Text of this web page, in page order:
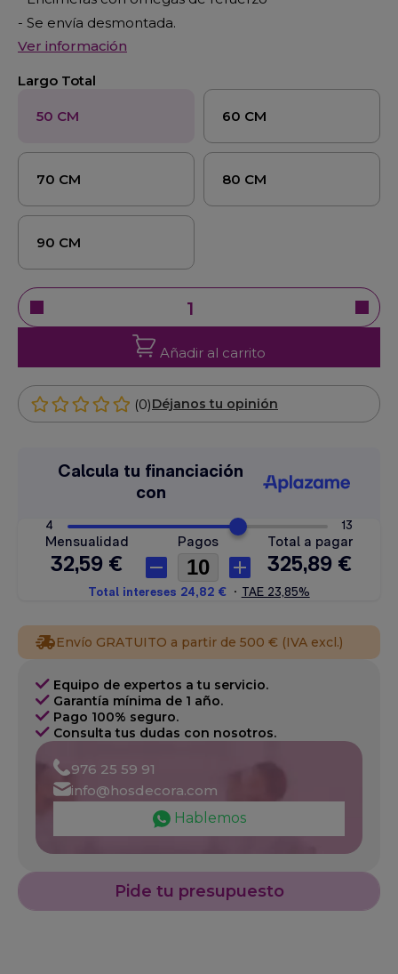
- Se envía desmontada.
Ver información
Largo Total
50 CM 60 CM
70 CM 80 CM
90 CM
Añadir al carrito
(0)Déjanos tu opinión
Envío GRATUITO a partir de 500 € (IVA excl.)
Equipo de expertos a tu servicio.
Garantía mínima de 1 año.
Pago 100% seguro.
Consulta tus dudas con nosotros.
976 25 59 91
info@hosdecora.com
Hablemos
Pide tu presupuesto